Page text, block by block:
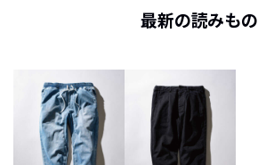
最新の読みもの